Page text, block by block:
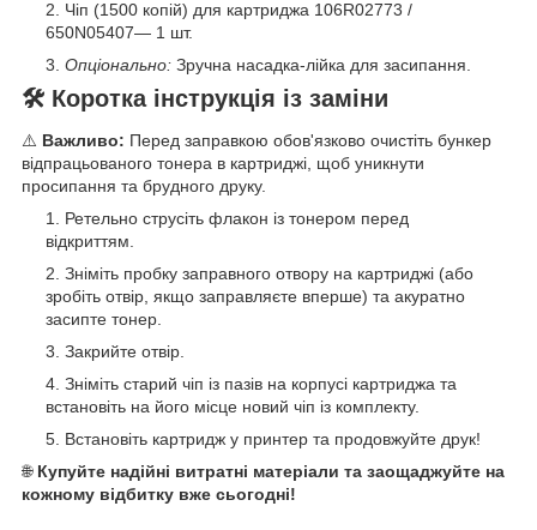
Чіп (1500 копій) для картриджа 106R02773 /
650N05407— 1 шт.
Опціонально: Зручна насадка-лійка для засипання.
🛠️ Коротка інструкція із заміни
⚠️ Важливо: Перед заправкою обов'язково очистіть бункер
відпрацьованого тонера в картриджі, щоб уникнути
просипання та брудного друку.
Ретельно струсіть флакон із тонером перед
відкриттям.
Зніміть пробку заправного отвору на картриджі (або
зробіть отвір, якщо заправляєте вперше) та акуратно
засипте тонер.
Закрийте отвір.
Зніміть старий чіп із пазів на корпусі картриджа та
встановіть на його місце новий чіп із комплекту.
Встановіть картридж у принтер та продовжуйте друк!
🌐 Купуйте надійні витратні матеріали та заощаджуйте на
кожному відбитку вже сьогодні!